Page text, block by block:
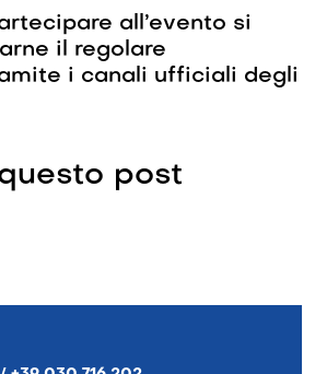
all’evento si
il regolare
i canali ufficiali degli
post